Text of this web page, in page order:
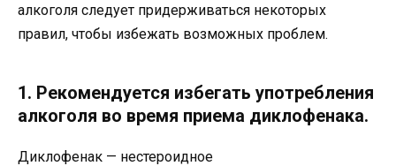
алкоголя следует придерживаться некоторых
правил, чтобы избежать возможных проблем.
1. Рекомендуется избегать употребления
алкоголя во время приема диклофенака.
Диклофенак — нестероидное